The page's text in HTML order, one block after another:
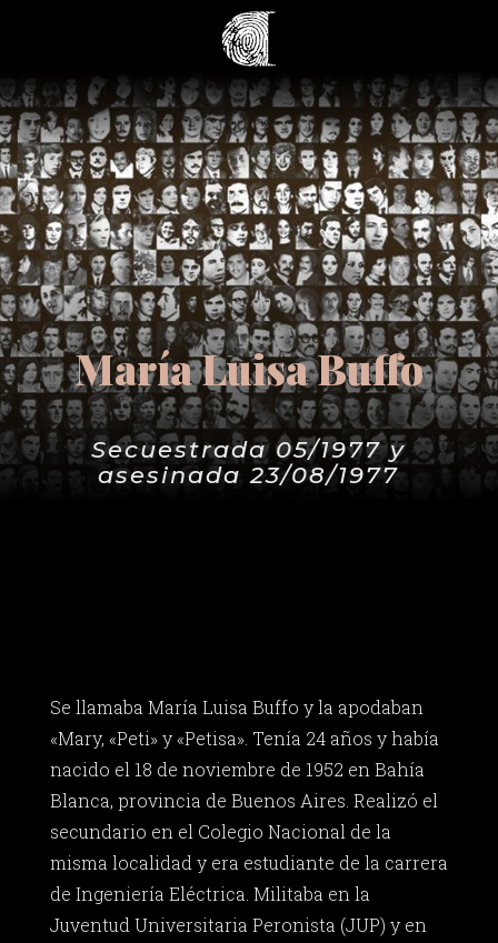
María Luisa Buffo
Secuestrada 05/1977 y
asesinada 23/08/1977
Se llamaba María Luisa Buffo y la apodaban
«Mary, «Peti» y «Petisa». Tenía 24 años y había
nacido el 18 de noviembre de 1952 en Bahía
Blanca, provincia de Buenos Aires. Realizó el
secundario en el Colegio Nacional de la
misma localidad y era estudiante de la carrera
de Ingeniería Eléctrica. Militaba en la
Juventud Universitaria Peronista (JUP) y en